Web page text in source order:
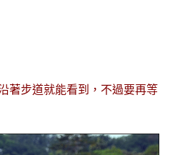
著步道就能看到，不過要再等